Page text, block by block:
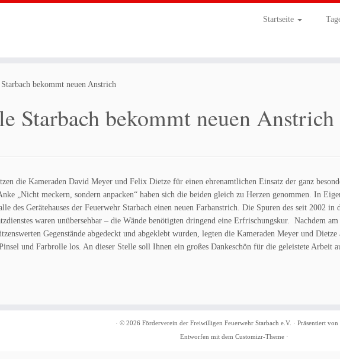
Startseite
bekommt neuen Anstrich
Starbach bekommt neuen Anstrich
die Kameraden David Meyer und Felix Dietze für einen ehrenamtlichen Einsatz der ganz
„Nicht meckern, sondern anpacken“ haben sich die beiden gleich zu Herzen genommen. In
des Gerätehauses der Feuerwehr Starbach einen neuen Farbanstrich. Die Spuren des seit 2002 in
waren unübersehbar – die Wände benötigten dringend eine Erfrischungskur. Nachdem
Gegenstände abgedeckt und abgeklebt wurden, legten die Kameraden Meyer und Dietze
und Farbrolle los. An dieser Stelle soll Ihnen ein großes Dankeschön für die geleistete Arbeit
· © 2026 Förderverein der Freiwilligen Feuerwehr Starbach e.V. · Präsentiert von
Entworfen mit dem Customizr-Theme·